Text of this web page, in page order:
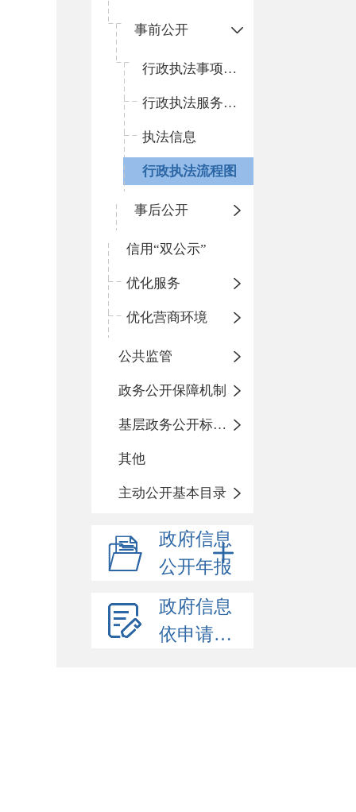
事前公开
行政执法事项清单
行政执法服务指南
执法信息
行政执法流程图
事后公开
信用“双公示”
优化服务
优化营商环境
公共监管
政务公开保障机制
基层政务公开标准化目录
其他
主动公开基本目录
政府信息
公开年报
政府信息
依申请公开